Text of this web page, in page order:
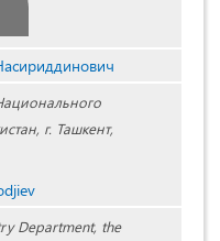
г. Ташкент,
Department, the